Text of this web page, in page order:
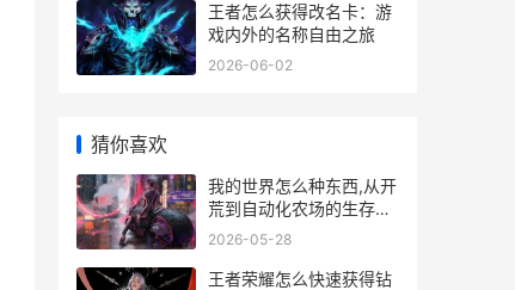
王者怎么获得改名卡：游
戏内外的名称自由之旅
2026-06-02
猜你喜欢
我的世界怎么种东西,从开
荒到自动化农场的生存指
南
2026-05-28
王者荣耀怎么快速获得钻